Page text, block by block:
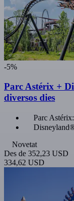
-5%
Parc Astérix +
diversos dies
Parc
Novetat
Des de 352,23 USD
334,62 USD